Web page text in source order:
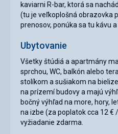
kaviarni R-bar, ktorá sa
(tu je veľkoplošná obrazovka
prenosov, ponúka sa tu kávu
Ubytovanie
Všetky štúdiá a apartmány
sprchou, WC, balkón alebo
stolíkom a sušiakom na
na prízemí budovy a majú
bočný výhľad na more, hory,
na izbe (za poplatok cca 12 €
vyžiadanie zdarma.